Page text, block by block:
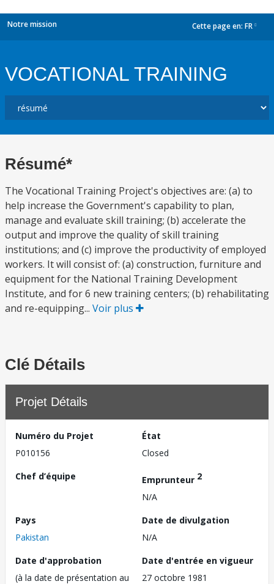
Notre mission Cette page en: FR
VOCATIONAL TRAINING
Résumé*
The Vocational Training Project's objectives are: (a) to
help increase the Government's capability to plan,
manage and evaluate skill training; (b) accelerate the
output and improve the quality of skill training
institutions; and (c) improve the productivity of employed
workers. It will consist of: (a) construction, furniture and
equipment for the National Training Development
Institute, and for 6 new training centers; (b) rehabilitating
and re-equipping... Voir plus
Clé Détails
Projet Détails
Numéro du Projet
P010156
État
Closed
Chef d’équipe
Emprunteur 2
N/A
Pays
Pakistan
Date de divulgation
N/A
Date d'approbation
(à la date de présentation au
Date d'entrée en vigueur
27 octobre 1981